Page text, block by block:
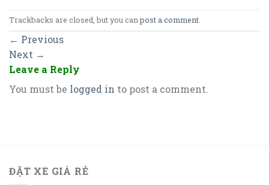
Trackbacks are closed, but you canpost a comment.
← Previous
Next →
Leave a Reply
You must be logged in to post a comment.
ĐẶT XE GIÁ RẺ